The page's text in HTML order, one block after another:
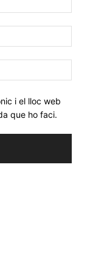
web:
i el lloc web
que ho faci.